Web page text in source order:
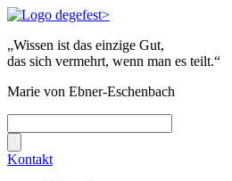
„Wissen ist das einzige Gut,
das sich vermehrt, wenn man es teilt.“
Marie von Ebner-Eschenbach
Kontakt